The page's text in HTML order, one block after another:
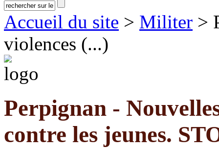
Accueil du site > Militer >
violences (...)
Perpignan -
contre les jeunes.